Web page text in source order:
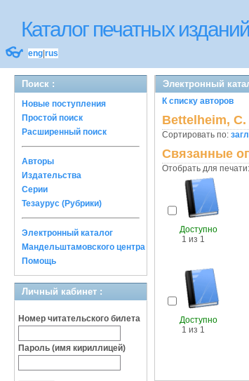
Каталог печатных
👓 eng rus
Поиск :
Новые поступления
Простой поиск
Расширенный поиск
Авторы
Издательства
Серии
Тезаурус (Рубрики)
Электронный каталог
Мандельштамовского центра
Помощь
Личный кабинет :
Номер читательского билета
Пароль (имя кириллицей)
Электронный
К списку авторов
Bettelheim, C.
Сортировать по:
Связанные
Отобрать для печати:
Доступно
1 из 1
Доступно
1 из 1